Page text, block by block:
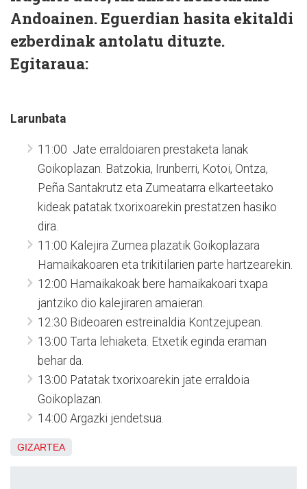
Andoainen. Eguerdian hasita ekitaldi
ezberdinak antolatu dituzte.
Egitaraua:
Larunbata
11:00 Jate erraldoiaren prestaketa lanak
Goikoplazan. Batzokia, Irunberri, Kotoi, Ontza,
Peña Santakrutz eta Zumeatarra elkarteetako
kideak patatak txorixoarekin prestatzen hasiko
dira.
11:00 Kalejira Zumea plazatik Goikoplazara
Hamaikakoaren eta trikitilarien parte hartzearekin.
12:00 Hamaikakoak bere hamaikakoari txapa
jantziko dio kalejiraren amaieran.
12:30 Bideoaren estreinaldia Kontzejupean.
13:00 Tarta lehiaketa. Etxetik eginda eraman
behar da.
13:00 Patatak txorixoarekin jate erraldoia
Goikoplazan.
14:00 Argazki jendetsua.
GIZARTEA